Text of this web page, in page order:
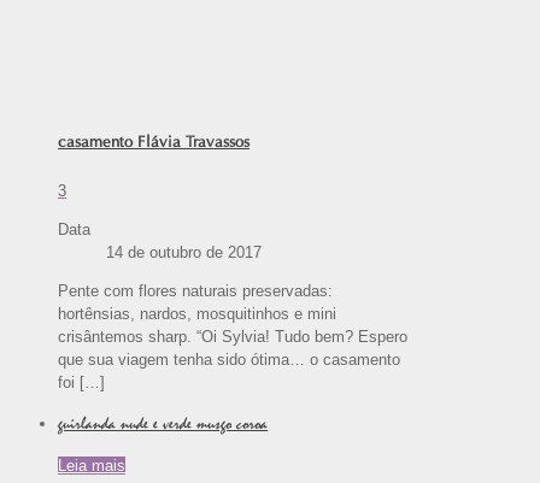
casamento Flávia Travassos
3
Data
14 de outubro de 2017
Pente com flores naturais preservadas:
hortênsias, nardos, mosquitinhos e mini
crisântemos sharp. “Oi Sylvia! Tudo bem? Espero
que sua viagem tenha sido ótima… o casamento
foi […]
guirlanda nude e verde musgo coroa
Leia mais